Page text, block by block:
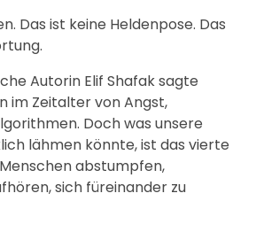
Das ist keine Heldenpose. Das
Autorin Elif Shafak sagte
im Zeitalter von Angst,
Doch was unsere
lähmen könnte, ist das vierte
abstumpfen,
sich füreinander zu